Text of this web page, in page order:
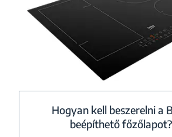
Hogyan kell beszerelni a
beépíthető főzőlapot?